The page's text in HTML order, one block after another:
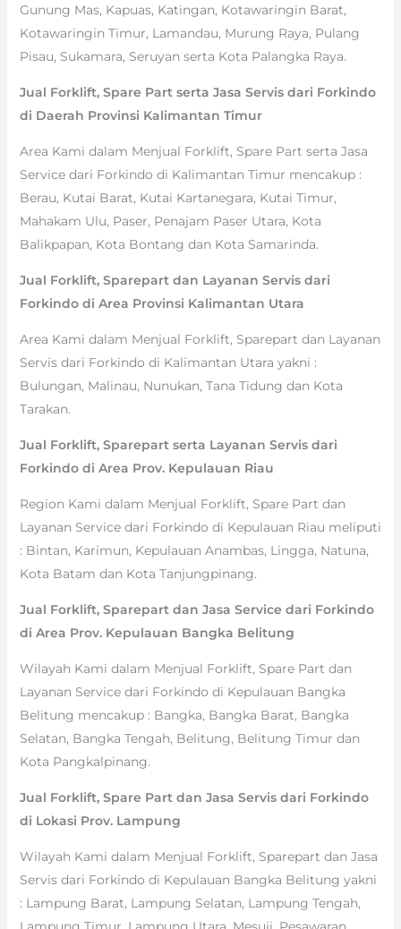
Gunung Mas, Kapuas, Katingan, Kotawaringin Barat,
Kotawaringin Timur, Lamandau, Murung Raya, Pulang
Pisau, Sukamara, Seruyan serta Kota Palangka Raya.
Jual Forklift, Spare Part serta Jasa Servis dari Forkindo
di Daerah Provinsi Kalimantan Timur
Area Kami dalam Menjual Forklift, Spare Part serta Jasa
Service dari Forkindo di Kalimantan Timur mencakup :
Berau, Kutai Barat, Kutai Kartanegara, Kutai Timur,
Mahakam Ulu, Paser, Penajam Paser Utara, Kota
Balikpapan, Kota Bontang dan Kota Samarinda.
Jual Forklift, Sparepart dan Layanan Servis dari
Forkindo di Area Provinsi Kalimantan Utara
Area Kami dalam Menjual Forklift, Sparepart dan Layanan
Servis dari Forkindo di Kalimantan Utara yakni :
Bulungan, Malinau, Nunukan, Tana Tidung dan Kota
Tarakan.
Jual Forklift, Sparepart serta Layanan Servis dari
Forkindo di Area Prov. Kepulauan Riau
Region Kami dalam Menjual Forklift, Spare Part dan
Layanan Service dari Forkindo di Kepulauan Riau meliputi
: Bintan, Karimun, Kepulauan Anambas, Lingga, Natuna,
Kota Batam dan Kota Tanjungpinang.
Jual Forklift, Sparepart dan Jasa Service dari Forkindo
di Area Prov. Kepulauan Bangka Belitung
Wilayah Kami dalam Menjual Forklift, Spare Part dan
Layanan Service dari Forkindo di Kepulauan Bangka
Belitung mencakup : Bangka, Bangka Barat, Bangka
Selatan, Bangka Tengah, Belitung, Belitung Timur dan
Kota Pangkalpinang.
Jual Forklift, Spare Part dan Jasa Servis dari Forkindo
di Lokasi Prov. Lampung
Wilayah Kami dalam Menjual Forklift, Sparepart dan Jasa
Servis dari Forkindo di Kepulauan Bangka Belitung yakni
: Lampung Barat, Lampung Selatan, Lampung Tengah,